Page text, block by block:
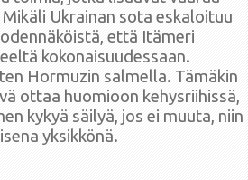
Ukrainan sota eskaloituu
että Itämeri
kokonaisuudessaan.
Hormuzin salmella. Tämäkin
ottaa huomioon kehysriihissä,
kykyä säilyä, jos ei muuta, niin
yksikkönä.